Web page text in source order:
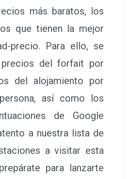
más baratos, los
que tienen la mejor
precio. Para ello, se
precios del forfait por
del alojamiento por
así como los
de Google
a nuestra lista de
a visitar esta
para lanzarte